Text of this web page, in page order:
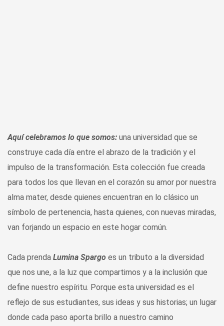
Aquí celebramos lo que somos: una universidad que se
construye cada día entre el abrazo de la tradición y el
impulso de la transformación. Esta colección fue creada
para todos los que llevan en el corazón su amor por nuestra
alma mater, desde quienes encuentran en lo clásico un
símbolo de pertenencia, hasta quienes, con nuevas miradas,
van forjando un espacio en este hogar común.
Cada prenda Lumina Spargo es un tributo a la diversidad
que nos une, a la luz que compartimos y a la inclusión que
define nuestro espíritu. Porque esta universidad es el
reflejo de sus estudiantes, sus ideas y sus historias; un lugar
donde cada paso aporta brillo a nuestro camino